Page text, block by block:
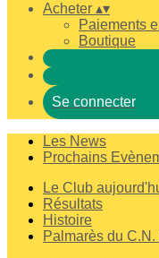
Acheter ▴▾
Paiements
Boutique
Se connecter
Les News
Prochains
Le Club
Résultats
Histoire
Palmarès du